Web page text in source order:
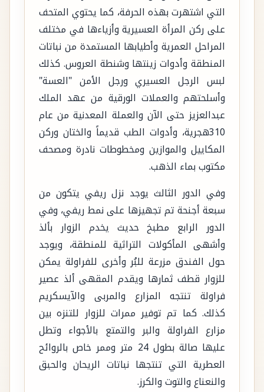
التي اشتهرت بهذه الحرفة، كما يحتوي المتحف
على ركن المرأة العسيرية وأزياءها في مختلف
المراحل العمرية وأطيابها المستمدة من نباتات
المنطقة وأدوات زينتها وشنطة العروس. كذلك
لبس الرجل العسيري ورجل الأمن "العسة"
وأسلحتهم والعملات الورقية من عهد الملك
عبدالعزيز حتى الآن والعملة المعدنية من عام
310هجرية، وأدوات الطب قديماً والختان وركن
المكاييل والموازين ومخطوطات نادرة ومصحف
مكتوب بماء الذهب.
وفي الدور الثالث يوجد نزل ريفي يتكون من
سبعة أجنحة تم تجهيزها على نمط ريفي، وفي
الدور الرابع مطبخ حديث يخدم الزوار بألذ
وأشهى المأكولات التراثية للمنطقة، ويوجد
حول الفندق مزرعة للبُر وأخرى للفراولة يمكن
للزوار قطف ثمارها ويقدم المقهى ألذ عصير
فراولة تنتجه المزارع والمربى والآيسكريم
كذلك. كما تم توفير ممرات للزوار للتنزه بين
مزارع الفراولة والبر والتمتع بالأجواء وتطل
عليها صالة بطول 24 متر وممر خاص بالروائح
العطرية التي تنتجها نباتات الريحان والحبق
والنعناع والتوت والكرز.